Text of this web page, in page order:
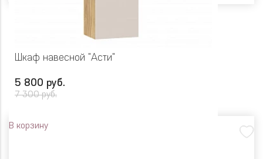
Шкаф навесной "Асти"
5 800 руб.
7 300 руб.
В корзину